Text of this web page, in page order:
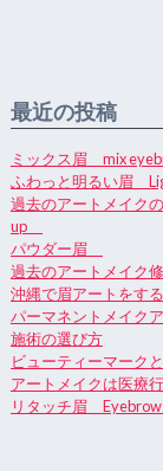
最近の投稿
ミックス眉 mix
ふわっと明るい眉
過去のアートメイク
up
パウダー眉
過去のアートメイク
沖縄で眉アートをす
パーマネントメイク
施術の選び方
ビューティーマーク
アートメイクは医療
リタッチ眉 Eyebrow